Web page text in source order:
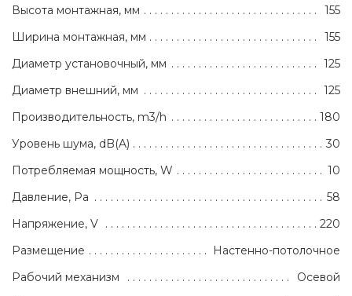
Высота монтажная, мм
155
Ширина монтажная, мм
155
Диаметр установочный, мм
125
Диаметр внешний, мм
125
Производительность, m3/h
180
Уровень шума, dB(A)
30
Потребляемая мощность, W
10
Давление, Pa
58
Напряжение, V
220
Размещение
Настенно-потолочное
Рабочий механизм
Осевой